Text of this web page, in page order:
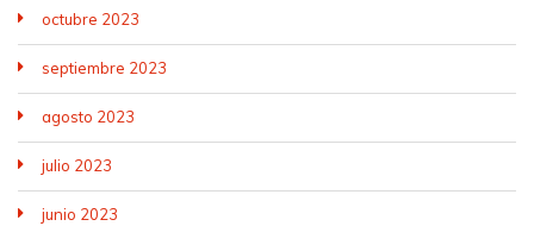
octubre 2023
septiembre 2023
agosto 2023
julio 2023
junio 2023